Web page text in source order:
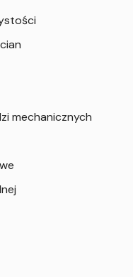
mechanicznych